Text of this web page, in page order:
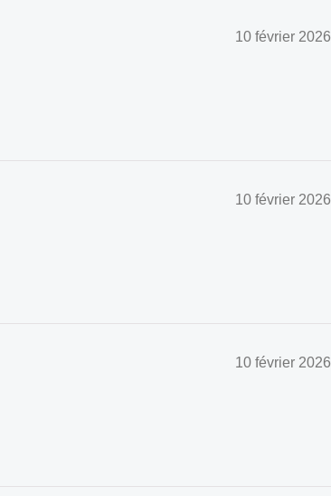
10 février 2026
10 février 2026
10 février 2026